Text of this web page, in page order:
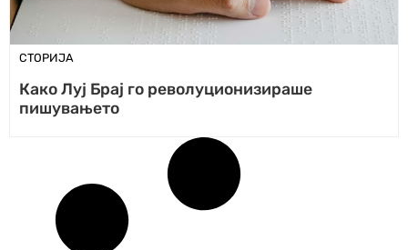
СТОРИЈА
Како Луј Брај го револуционизираше
пишувањето